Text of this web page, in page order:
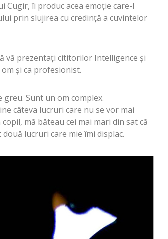
Cugir, îi produc acea emoţie care-l
prin slujirea cu credinţă a cuvintelor
vă prezentaţi cititorilor Intelligence şi
şi ca profesionist.
greu. Sunt un om complex.
câteva lucruri care nu se vor mai
mă băteau cei mai mari din sat că
lucruri care mie îmi displac.